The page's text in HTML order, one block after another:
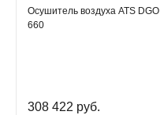
Осушитель воздуха ATS DGO
660
308 422 руб.